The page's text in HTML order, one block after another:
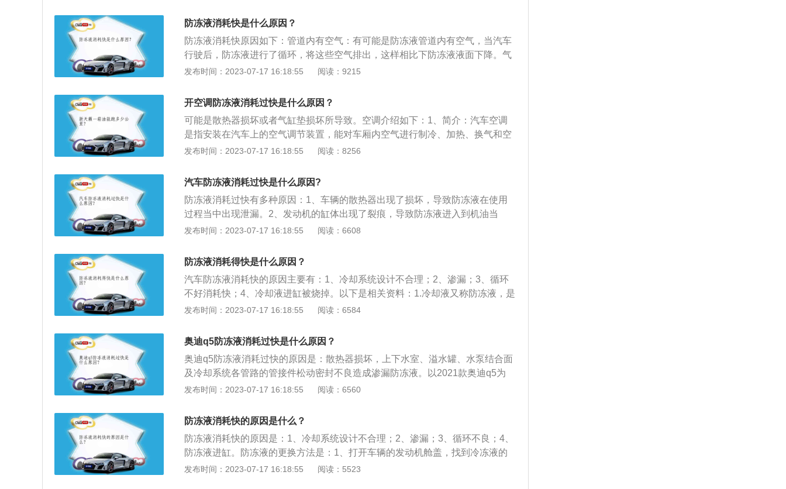
防冻液的全称叫防冻冷却液，防冻液可以防止在寒冷冬季停车时冷却液结冰而胀
裂散热器和冻坏发动机气缸体或盖。
防冻液消耗快是什么原因？
防冻液消耗快原因如下：管道内有空气：有可能是防冻液管道内有空气，当汽车
行驶后，防冻液进行了循环，将这些空气排出，这样相比下防冻液液面下降。气
缸零件问题：有可能是气缸垫损坏、气缸盖与气缸体结合面的平面度较差、翘曲
冻液消耗过快。为了避免这种情况产生，应该定期检查各密封处以及连接处，确
保其密封性。防冻液的更换周期：车辆防冻液一般每2年或4万公里需要更换一
次，这只是一个参考周期，如果是营运车辆，行驶里程数更长，更换周期就更
短。因为每辆车的行驶情况不一样，具体要根据实际使用情况来选择更换，检查
防冻液的使用情况，如果发现防冻液不足，及时补充；如发现防冻液内出现悬浮
本指标是冰点与沸点，市场上防冻液的冰点有-15℃、-25℃、-30℃、-40℃等几种
规格，一般要选择比所在地区最低气温低10℃以上的为宜。
发布时间：2023-07-17 16:18:55 阅读：9215
开空调防冻液消耗过快是什么原因？
可能是散热器损坏或者气缸垫损坏所导致。空调介绍如下：1、简介：汽车空调
是指安装在汽车上的空气调节装置，能对车厢内空气进行制冷、加热、换气和空
气净化，为乘车人员提供舒适的乘车环境，降低驾驶员的疲劳强度，提高行车效
分利用了汽车内部有限的空间，结构简单，便于操作，是国际上流行的现代化汽
车空调系统。3、布置：不同类型空调系统的布置方式有所不同。目前轿车广泛
采用的是冷暖一体式空调系统。其布置型式是将蒸发器、暖风散热器、离心式鼓
风机、操纵机构等组装在一起，称为空调器总成。
发布时间：2023-07-17 16:18:55 阅读：8256
汽车防冻液消耗过快是什么原因?
防冻液消耗过快有多种原因：1、车辆的散热器出现了损坏，导致防冻液在使用
过程当中出现泄漏。2、发动机的缸体出现了裂痕，导致防冻液进入到机油当
中。3、发动机密封不好，导致防冻液蒸发较快。以下是关于防冻液的介绍：1、
冷却系统。2、在冬天使用的时候具有防冻的作用，在夏天的时候有防沸的作
用。3、防冻冷却液可以很好地保护发动机，在冬季使用的时候不会因为冷却液
结冰而胀裂散热器或者是冻坏气缸器。
发布时间：2023-07-17 16:18:55 阅读：6608
防冻液消耗得快是什么原因？
汽车防冻液消耗快的原因主要有：1、冷却系统设计不合理；2、渗漏；3、循环
不好消耗快；4、冷却液进缸被烧掉。以下是相关资料：1.冷却液又称防冻液，是
由防冻添加剂及防止金属产生锈蚀的添加剂和水组成的液体。防冻液需要具有防
加有防腐蚀添加剂及水的防冻液。2.内燃车辆的发动机冷却系统是一个由汽缸、
夹套与水箱组成的液冷式密闭循环体系。冷却系统的工作状态直接影响车辆的正
常运行及车辆的使用寿命。
发布时间：2023-07-17 16:18:55 阅读：6584
奥迪q5防冻液消耗过快是什么原因？
奥迪q5防冻液消耗过快的原因是：散热器损坏，上下水室、溢水罐、水泵结合面
及冷却系统各管路的管接件松动密封不良造成渗漏防冻液。以2021款奥迪q5为
例，其属于中型suv，车身尺寸是：长4770mm、宽1893mm、高1667mm，轴距
杆独立悬架，后悬架是五连杆独立悬架，其搭载了2.0l涡轮增压发动机，最大马
力是190ps，最大功率是140kw，最大扭矩是320nm，与其匹配的是7挡双离合变
速箱。
发布时间：2023-07-17 16:18:55 阅读：6560
防冻液消耗快的原因是什么？
防冻液消耗快的原因是：1、冷却系统设计不合理；2、渗漏；3、循环不良；4、
防冻液进缸。防冻液的更换方法是：1、打开车辆的发动机舱盖，找到冷冻液的
储液壶；2、打开水箱下的冷冻液塞子，排出旧冷冻液；3、加入新冷冻液，拧紧
发布时间：2023-07-17 16:18:55 阅读：5523